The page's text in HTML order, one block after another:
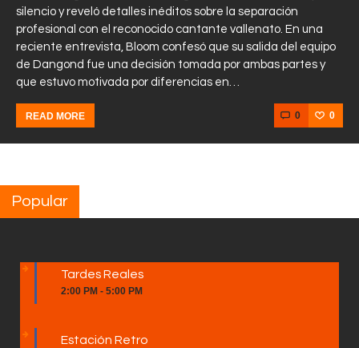
silencio y reveló detalles inéditos sobre la separación
profesional con el reconocido cantante vallenato. En una
reciente entrevista, Bloom confesó que su salida del equipo
de Dangond fue una decisión tomada por ambas partes y
que estuvo motivada por diferencias en…
READ MORE 0 0
Popular
Tardes Reales
2:00 PM - 5:00 PM
Estación Retro